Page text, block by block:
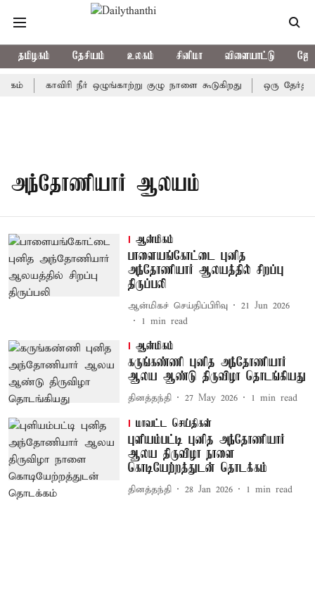
தமிழகம் தேசியம் உலகம் சினிமா விளையாட்டு
காவிரி நீர் ஒழுங்காற்று குழு நாளை கூடுகிறது ஒரு
அந்தோணியார் ஆலயம்
ஆன்மிகம்
பாளையங்கோட்டை புனித
அந்தோணியார் ஆலயத்தில் சிறப்பு
திருப்பலி
ஆன்மிகச் செய்திப்பிரிவு
21 Jun 2026
1 min read
ஆன்மிகம்
கருங்கண்ணி புனித அந்தோணியார்
ஆலய ஆண்டு திருவிழா தொடங்கியது
தினத்தந்தி 27 May 2026 1 min read
மாவட்ட செய்திகள்
புளியம்பட்டி புனித அந்தோணியார்
ஆலய திருவிழா நாளை
கொடியேற்றத்துடன் தொடக்கம்
தினத்தந்தி 28 Jan 2026 1 min read